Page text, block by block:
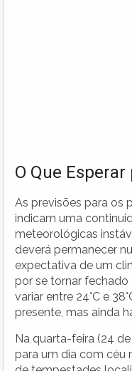
O Que
As previsões para os
indicam uma
meteorológicas
deverá permanecer
expectativa de um
por se tornar
variar entre 24°C e
presente, mas ainda
Na quarta-feira (24
para um dia com céu